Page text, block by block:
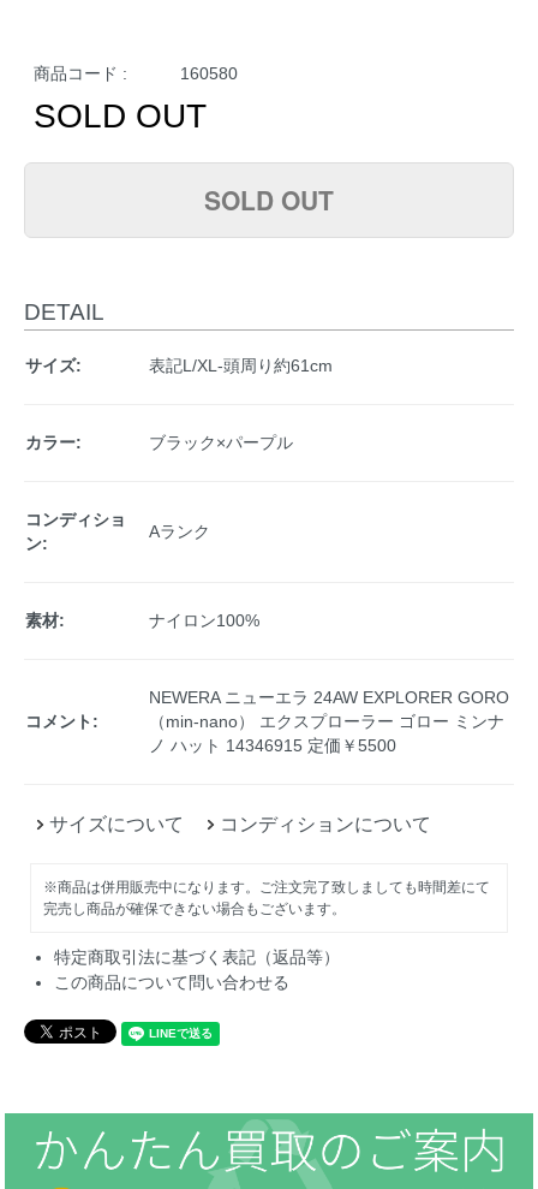
商品コード : 160580
SOLD OUT
SOLD OUT
DETAIL
サイズ: 表記L/XL-頭周り約61cm
カラー: ブラック×パープル
コンディショ
ン:
Aランク
素材: ナイロン100%
コメント:
NEWERA ニューエラ 24AW EXPLORER GORO
（min-nano） エクスプローラー ゴロー ミンナ
ノ ハット 14346915 定価￥5500
サイズについて コンディションについて
※商品は併用販売中になります。ご注文完了致しましても時間差にて
完売し商品が確保できない場合もございます。
特定商取引法に基づく表記（返品等）
この商品について問い合わせる